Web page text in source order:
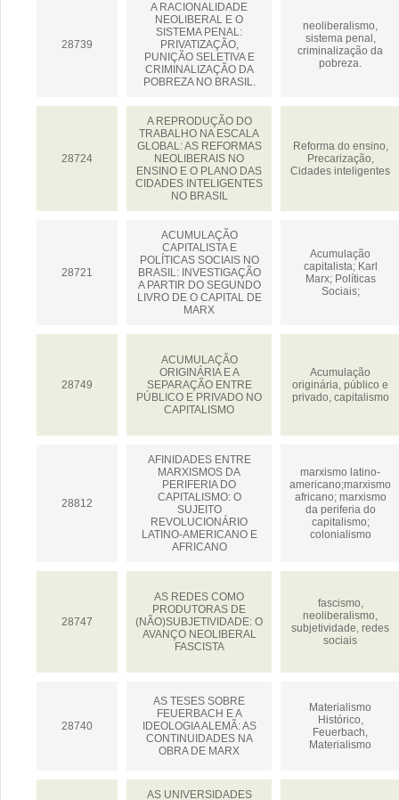
28739
A RACIONALIDADE
NEOLIBERAL E O
SISTEMA PENAL:
PRIVATIZAÇÃO,
PUNIÇÃO SELETIVA E
CRIMINALIZAÇÃO DA
POBREZA NO BRASIL.
neoliberalismo,
sistema penal,
criminalização da
pobreza.
28724
A REPRODUÇÃO DO
TRABALHO NA ESCALA
GLOBAL: AS REFORMAS
NEOLIBERAIS NO
ENSINO E O PLANO DAS
CIDADES INTELIGENTES
NO BRASIL
Reforma do ensino,
Precarização,
Cidades inteligentes
28721
ACUMULAÇÃO
CAPITALISTA E
POLÍTICAS SOCIAIS NO
BRASIL: INVESTIGAÇÃO
A PARTIR DO SEGUNDO
LIVRO DE O CAPITAL DE
MARX
Acumulação
capitalista; Karl
Marx; Políticas
Sociais;
28749
ACUMULAÇÃO
ORIGINÁRIA E A
SEPARAÇÃO ENTRE
PÚBLICO E PRIVADO NO
CAPITALISMO
Acumulação
originária, público e
privado, capitalismo
28812
AFINIDADES ENTRE
MARXISMOS DA
PERIFERIA DO
CAPITALISMO: O
SUJEITO
REVOLUCIONÁRIO
LATINO-AMERICANO E
AFRICANO
marxismo latino-
americano;marxismo
africano; marxismo
da periferia do
capitalismo;
colonialismo
28747
AS REDES COMO
PRODUTORAS DE
(NÃO)SUBJETIVIDADE: O
AVANÇO NEOLIBERAL
FASCISTA
fascismo,
neoliberalismo,
subjetividade, redes
sociais
28740
AS TESES SOBRE
FEUERBACH E A
IDEOLOGIA ALEMÃ: AS
CONTINUIDADES NA
OBRA DE MARX
Materialismo
Histórico,
Feuerbach,
Materialismo
AS UNIVERSIDADES